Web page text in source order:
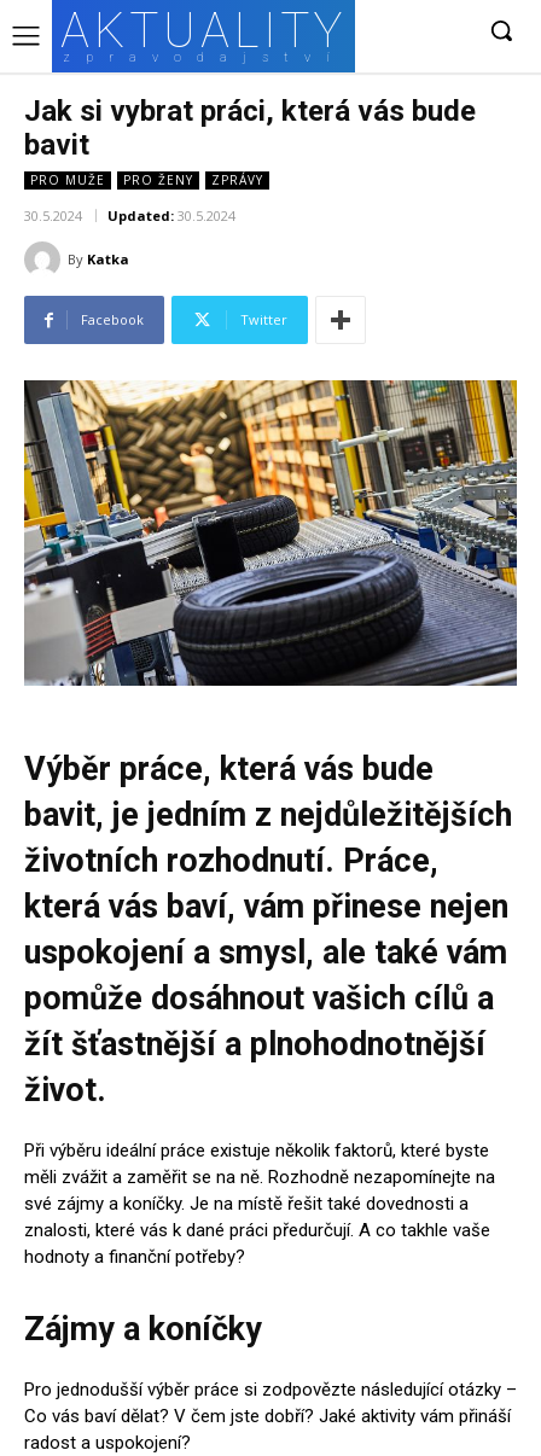
AKTUALITY
zpravodajství
Jak si vybrat práci, která vás bude
bavit
PRO MUŽE PRO ŽENY ZPRÁVY
30.5.2024 Updated: 30.5.2024
By Katka
Facebook Twitter
Výběr práce, která vás bude
bavit, je jedním z nejdůležitějších
životních rozhodnutí. Práce,
která vás baví, vám přinese nejen
uspokojení a smysl, ale také vám
pomůže dosáhnout vašich cílů a
žít šťastnější a plnohodnotnější
život.
Při výběru ideální práce existuje několik faktorů, které byste
měli zvážit a zaměřit se na ně. Rozhodně nezapomínejte na
své zájmy a koníčky. Je na místě řešit také dovednosti a
znalosti, které vás k dané práci předurčují. A co takhle vaše
hodnoty a finanční potřeby?
Zájmy a koníčky
Pro jednodušší výběr práce si zodpovězte následující otázky –
Co vás baví dělat? V čem jste dobří? Jaké aktivity vám přináší
radost a uspokojení?